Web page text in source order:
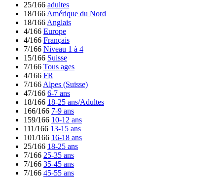
25/166 adultes
18/166 Amérique du Nord
18/166 Anglais
4/166 Europe
4/166 Français
7/166 Niveau 1 à 4
15/166 Suisse
7/166 Tous ages
4/166 FR
7/166 Alpes (Suisse)
47/166 6-7 ans
18/166 18-25 ans/Adultes
166/166 7-9 ans
159/166 10-12 ans
111/166 13-15 ans
101/166 16-18 ans
25/166 18-25 ans
7/166 25-35 ans
7/166 35-45 ans
7/166 45-55 ans